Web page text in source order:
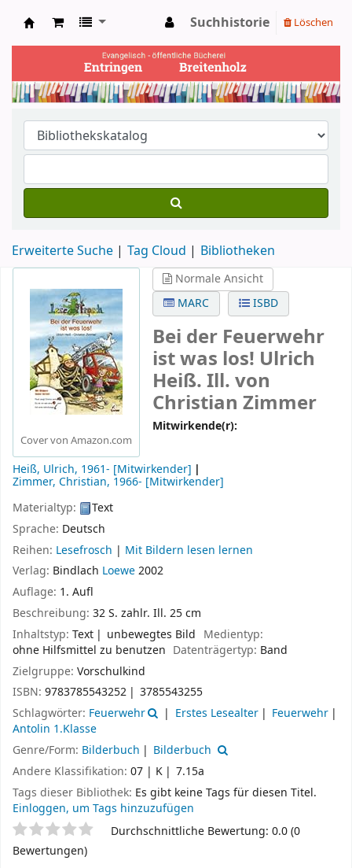
Ev. Bücherei Entringen
Suchhistorie Löschen
Erweiterte Suche Tag Cloud Bibliotheken
Cover von Amazon.com
Normale Ansicht
MARC
ISBD
Bei der Feuerwehr
ist was los! Ulrich
Heiß. Ill. von
Christian Zimmer
Mitwirkende(r):
Heiß, Ulrich, 1961- [Mitwirkender]
Zimmer, Christian, 1966- [Mitwirkender]
Materialtyp:
Text
Sprache: Deutsch
Reihen: Lesefrosch | Mit Bildern lesen lernen
Verlag: Bindlach Loewe2002
Auflage: 1. Aufl
Beschreibung: 32 S. zahlr. Ill. 25 cm
Inhaltstyp: Text unbewegtes Bild Medientyp:
ohne Hilfsmittel zu benutzen Datenträgertyp: Band
Zielgruppe: Vorschulkind
ISBN: 9783785543252
3785543255
Schlagwörter: Feuerwehr Erstes Lesealter
Feuerwehr
Antolin 1.Klasse
Genre/Form: Bilderbuch
Bilderbuch
Andere Klassifikation: 07 | K
7.15a
Tags dieser Bibliothek: Es gibt keine Tags für diesen Titel.
Einloggen, um Tags hinzuzufügen
SternchenbewertungDurchschnittliche Bewertung: 0.0 (0
Bewertungen)